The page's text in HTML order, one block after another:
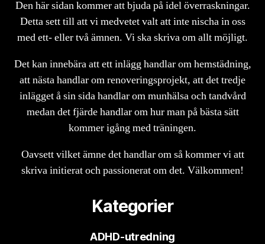
Den här sidan kommer att bjuda på idel överraskningar.
Detta sett till att vi medvetet valt att inte nischa in oss
med ett- eller två ämnen. Vi ska skriva om allt möjligt.
Det kan innebära att ett inlägg handlar om hemstädning,
att nästa handlar om renoveringsprojekt, att det tredje
inlägget å sin sida handlar om munhälsa och tandvård
medan det fjärde handlar om hur man på bästa sätt
kommer igång med träningen.
Oavsett vilket ämne det handlar om så kommer vi att
skriva initierat och passionerat om det. Välkommen!
Kategorier
ADHD-utredning